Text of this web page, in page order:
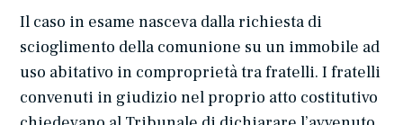
Il caso in esame nasceva dalla richiesta di
scioglimento della comunione su un immobile ad
uso abitativo in comproprietà tra fratelli. I fratelli
convenuti in giudizio nel proprio atto costitutivo